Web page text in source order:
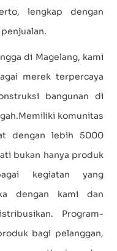
lengkap dengan
di Magelang, kami
merek terpercaya
bangunan di
komunitas
dengan lebih 5000
bukan hanya produk
kegiatan yang
dengan kami dan
Program-
bagi pelanggan,